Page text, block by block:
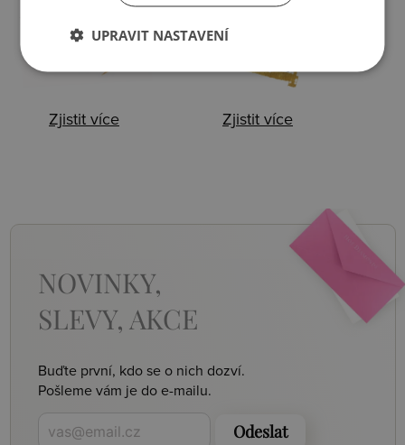
Zjistit více
Balení
Zjistit více
NOVINKY,
SLEVY, AKCE
Buďte první, kdo se o nich dozví.
Pošleme vám je do e-mailu.
Odeslat
UPRAVIT NASTAVENÍ